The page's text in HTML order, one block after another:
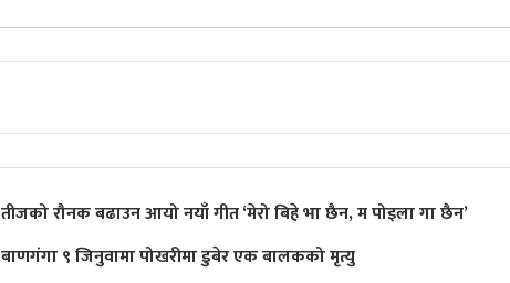
तीजको रौनक बढाउन आयो नयाँ गीत ‘मेरो बिहे भा छैन, म पोइला गा छैन’
बाणगंगा ९ जिनुवामा पोखरीमा डुबेर एक बालकको मृत्यु